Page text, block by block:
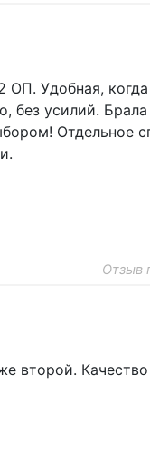
Удобная,
без усилий.
Отдельное
Отзыв
второй.